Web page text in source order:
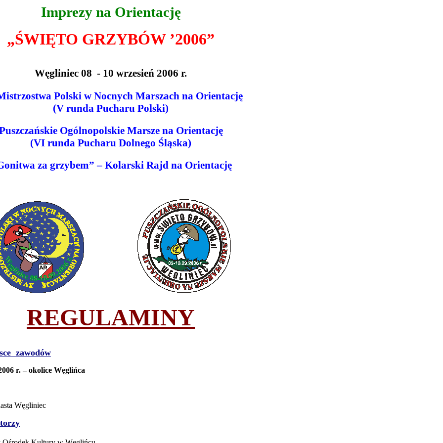
Imprezy na Orientację
„ŚWIĘTO GRZYBÓW ’2006”
Węgliniec 08 - 10 wrzesień 2006 r.
Polski w Nocnych Marszach na Orientację
(V runda Pucharu Polski)
Ogólnopolskie Marsze na Orientację
(VI runda Pucharu Dolnego Śląska)
za grzybem” – Kolarski Rajd na Orientację
REGULAMINY
zawodów
r. – okolice Węglińca
Węgliniec